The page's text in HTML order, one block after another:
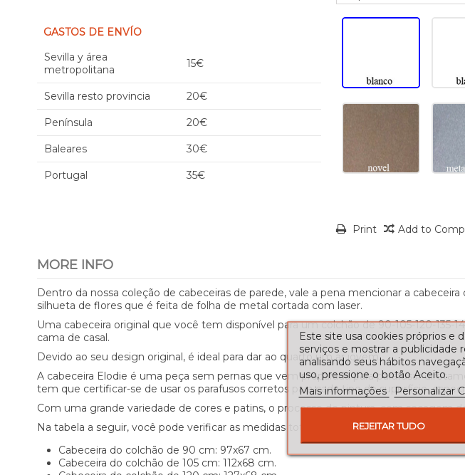
GASTOS DE ENVÍO
Sevilla y área
metropolitana
15€
Sevilla resto provincia 20€
Península 20€
Baleares 30€
Portugal 35€
Print Add to
MORE INFO
Dentro da nossa coleção de cabeceiras de parede, vale a pena mencionar a
silhueta de flores que é feita de folha de metal cortada com laser.
Uma cabeceira original que você tem disponível para um colchão de 90-105-120-
cama de casal.
Devido ao seu design original, é ideal para dar ao quarto um ar jovem.
A cabeceira Elodie é uma peça sem pernas que vem preparada para parafusar
tem que certificar-se de usar os parafusos corretos para cada tipo de superfície,
Com uma grande variedade de cores e patins, o processo de pintura, com secagem
Na tabela a seguir, você pode verificar as medidas totais do artigo para as diferentes
Cabeceira do colchão de 90 cm: 97x67 cm.
Cabeceira do colchão de 105 cm: 112x68 cm.
Este site usa cookies próprios e
serviços e mostrar a publicidade
analisando seus hábitos
uso, pressione o botão Aceito.
Mais informações
Personalizar
REJEITAR TUDO